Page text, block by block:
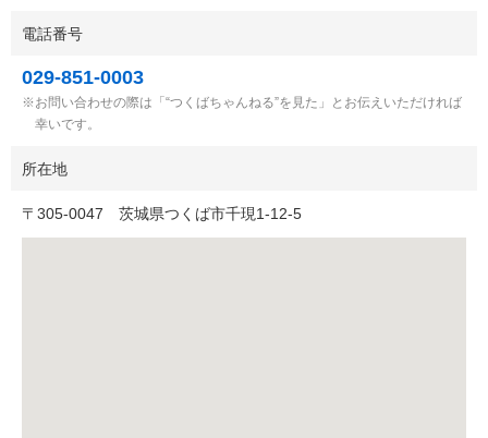
電話番号
029-851-0003
お問い合わせの際は「“つくばちゃんねる”を見た」とお伝えいただければ
幸いです。
所在地
〒 305-0047 茨城県つくば市千現1-12-5